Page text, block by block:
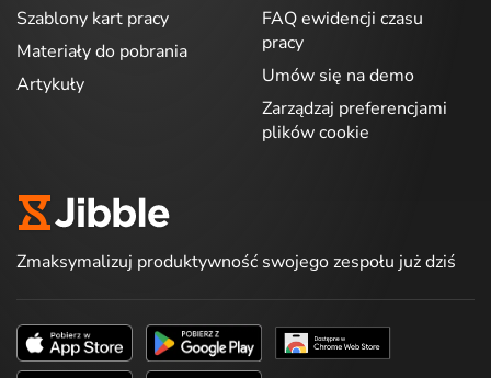
Szablony kart pracy
Materiały do pobrania
Artykuły
FAQ ewidencji czasu
pracy
Umów się na demo
Zarządzaj preferencjami
plików cookie
Zmaksymalizuj produktywność swojego zespołu już dziś